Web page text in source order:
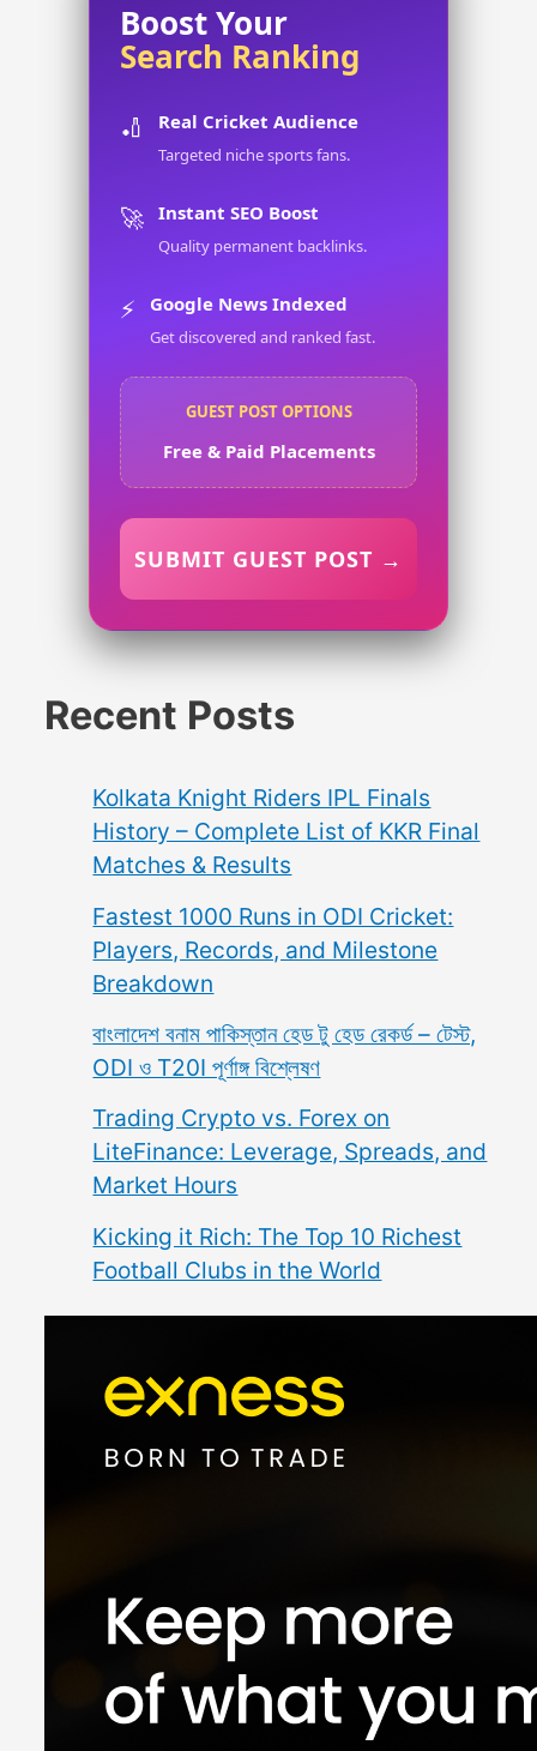
Boost Your
Search Ranking
🏏 Real Cricket Audience
Targeted niche sports fans.
🚀 Instant SEO Boost
Quality permanent backlinks.
⚡ Google News Indexed
Get discovered and ranked fast.
GUEST POST OPTIONS
Free & Paid Placements
SUBMIT GUEST POST →
Recent Posts
Kolkata Knight Riders IPL Finals
History – Complete List of KKR Final
Matches & Results
Fastest 1000 Runs in ODI Cricket:
Players, Records, and Milestone
Breakdown
বাংলাদেশ বনাম পাকিস্তান হেড টু হেড রেকর্ড – টেস্ট,
ODI ও T20I পূর্ণাঙ্গ বিশ্লেষণ
Trading Crypto vs. Forex on
LiteFinance: Leverage, Spreads, and
Market Hours
Kicking it Rich: The Top 10 Richest
Football Clubs in the World